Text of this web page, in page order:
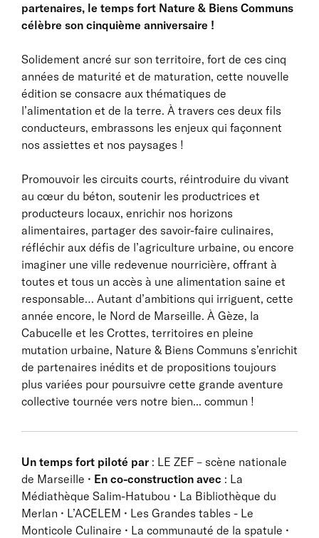
partenaires, le temps fort Nature & Biens Communs
célèbre son cinquième anniversaire !
Solidement ancré sur son territoire, fort de ces cinq
années de maturité et de maturation, cette nouvelle
édition se consacre aux thématiques de
l’alimentation et de la terre. À travers ces deux fils
conducteurs, embrassons les enjeux qui façonnent
nos assiettes et nos paysages !
Promouvoir les circuits courts, réintroduire du vivant
au cœur du béton, soutenir les productrices et
producteurs locaux, enrichir nos horizons
alimentaires, partager des savoir-faire culinaires,
réfléchir aux défis de l’agriculture urbaine, ou encore
imaginer une ville redevenue nourricière, offrant à
toutes et tous un accès à une alimentation saine et
responsable… Autant d’ambitions qui irriguent, cette
année encore, le Nord de Marseille. À Gèze, la
Cabucelle et les Crottes, territoires en pleine
mutation urbaine, Nature & Biens Communs s’enrichit
de partenaires inédits et de propositions toujours
plus variées pour poursuivre cette grande aventure
collective tournée vers notre bien... commun !
Un temps fort piloté par : LE ZEF – scène nationale
de Marseille • En co-construction avec : La
Médiathèque Salim-Hatubou • La Bibliothèque du
Merlan • L’ACELEM • Les Grandes tables - Le
Monticole Culinaire • La communauté de la spatule •